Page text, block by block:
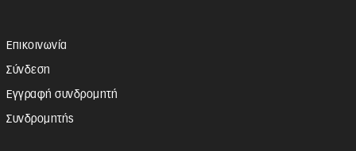
Επικοινωνία
Σύνδεση
Εγγραφή συνδρομητή
Συνδρομητής